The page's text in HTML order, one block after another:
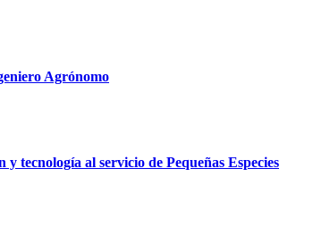
Agrónomo
tecnología al servicio de Pequeñas Especies